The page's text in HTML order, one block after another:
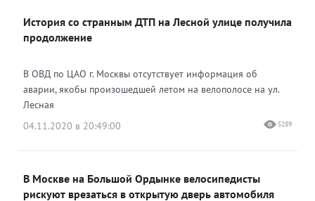
Одноклассники
История со странным ДТП на Лесной улице получила
продолжение
В ОВД по ЦАО г. Москвы отсутствует информация об
аварии, якобы произошедшей летом на велополосе на ул.
Лесная
04.11.2020 в 20:49:00
5289
В Москве на Большой Ордынке велосипедисты
рискуют врезаться в открытую дверь автомобиля